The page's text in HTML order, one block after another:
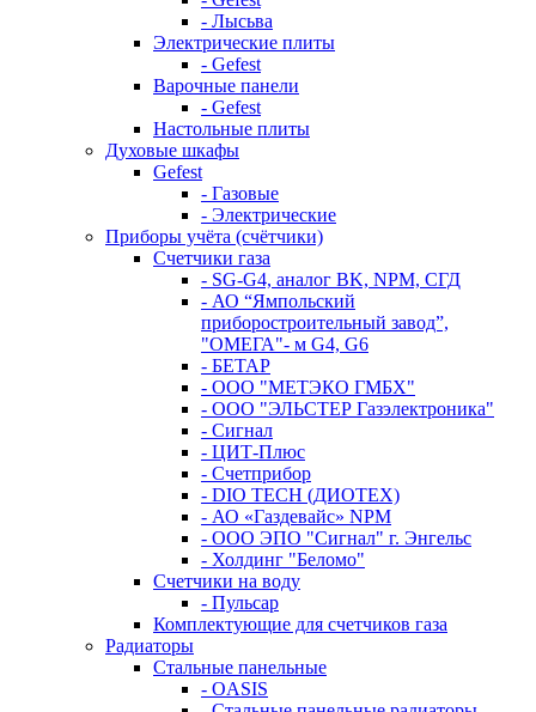
- Лысьва
Электрические плиты
- Gefest
Варочные панели
- Gefest
Настольные плиты
Духовые шкафы
Gefest
- Газовые
- Электрические
Приборы учёта (счётчики)
Счетчики газа
- SG-G4, аналог BK, NPM, СГД
- АО “Ямпольский
приборостроительный завод”,
"ОМЕГА"- м G4, G6
- БЕТАР
- ООО "МЕТЭКО ГМБХ"
- ООО "ЭЛЬСТЕР Газэлектроника"
- Сигнал
- ЦИТ-Плюс
- Счетприбор
- DIO TECH (ДИОТЕХ)
- АО «Газдевайс» NPM
- ООО ЭПО "Сигнал" г. Энгельс
- Холдинг "Беломо"
Счетчики на воду
- Пульсар
Комплектующие для счетчиков газа
Радиаторы
Стальные панельные
- OASIS